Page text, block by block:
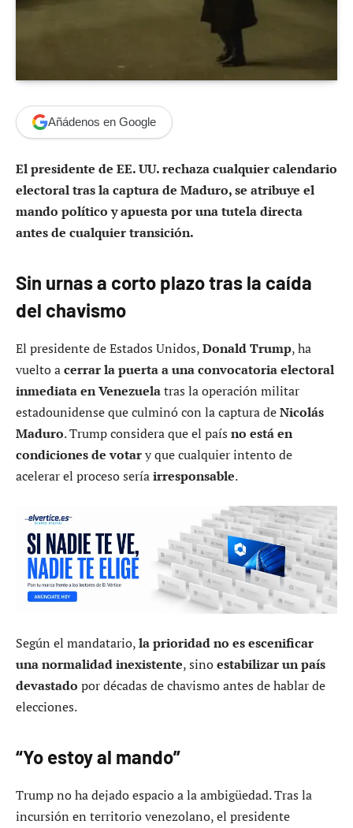
Añádenos en Google
El presidente de EE. UU. rechaza cualquier calendario
electoral tras la captura de Maduro, se atribuye el
mando político y apuesta por una tutela directa
antes de cualquier transición.
Sin urnas a corto plazo tras la caída
del chavismo
El presidente de Estados Unidos,Donald Trump, ha
vuelto acerrar la puerta a una convocatoria electoral
inmediata en Venezuelatras la operación militar
estadounidense que culminó con la captura deNicolás
Maduro. Trump considera que el país no está en
condiciones de votary que cualquier intento de
acelerar el proceso seríairresponsable.
Según el mandatario,la prioridad no es escenificar
una normalidad inexistente, sinoestabilizar un país
devastado por décadas de chavismo antes de hablar de
elecciones.
“Yo estoy al mando”
Trump no ha dejado espacio a la ambigüedad. Tras la
incursión en territorio venezolano, el presidente